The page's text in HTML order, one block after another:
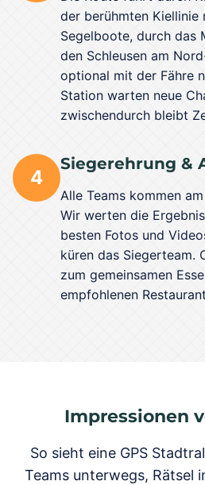
der berühmten Kiellinie
Segelboote, durch das
den Schleusen am
optional mit der Fähre
Station warten neue
zwischendurch bleibt
4
Siegerehrung &
Alle Teams kommen
Wir werten die
besten Fotos und
küren das Siegerteam.
zum gemeinsamen
empfohlenen
Impressionen
So sieht eine GPS
Teams unterwegs, Rätsel